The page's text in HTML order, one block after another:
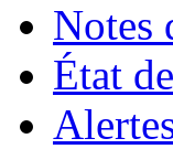
Notes
État